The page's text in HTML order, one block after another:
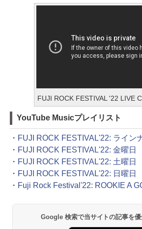
FUJI ROCK FESTIVAL '22 LIVE
YouTube Musicプレイリスト
・ FUJI ROCK FESTIVAL'22: ライン
・ FUJI ROCK FESTIVAL'22: 金曜日
・ FUJI ROCK FESTIVAL'22: 土曜日
・ FUJI ROCK FESTIVAL'22: 日曜日
・ Fuji Rock Festival'22: ROOKIE A
Google 検索で当サイトの記事を